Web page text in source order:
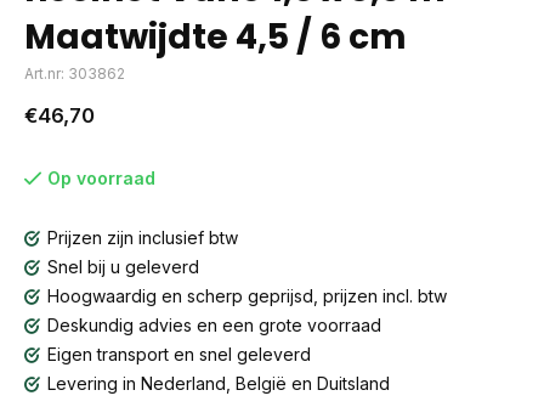
Maatwijdte 4,5 / 6 cm
Art.nr: 303862
€46,70
Op voorraad
Prijzen zijn inclusief btw
Snel bij u geleverd
Hoogwaardig en scherp geprijsd, prijzen incl. btw
Deskundig advies en een grote voorraad
Eigen transport en snel geleverd
Levering in Nederland, België en Duitsland